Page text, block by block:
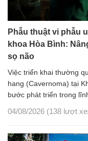
Phẫu thuật vi phẫu
khoa Hòa Bình:
sọ não
Việc triển khai thường
hang (Cavernoma) tại
bước phát triển trong
04/08/2026 (138 lượt